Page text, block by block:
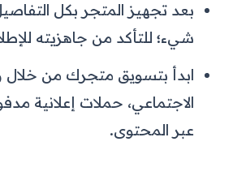
بعد تجهيز المتجر بكل
شيء؛ للتأكد من جاهزيته
ابدأ بتسويق متجرك من خلال
الاجتماعي، حملات إعلانية
عبر المحتوى.